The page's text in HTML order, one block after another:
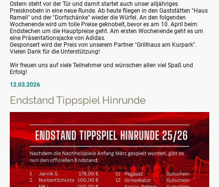
Ostern steht vor der Tür und damit startet auch unser alljähriges
Preisknobeln in eine neue Runde. Ab heute fliegen in den Gaststätten "Haus
Rameil" und der "Dorfschänke" wieder die Würfel. An den folgenden
Wochenende wird um tolle Preise geknobelt, bevor es am 10. April beim
Endstechen um die Hauptpreise geht. Am ersten Wochenende geht es um
eine Präsentationsjacke von Adidas.
Gesponsert wird der Preis von unserem Partner "Grillhaus am Kurpark".
Vielen Dank für die Unterstützung!
Wir freuen uns auf viele Teilnehmer und wünschen allen viel Spaß und
Erfolg!
12.03.2026
Endstand Tippspiel Hinrunde